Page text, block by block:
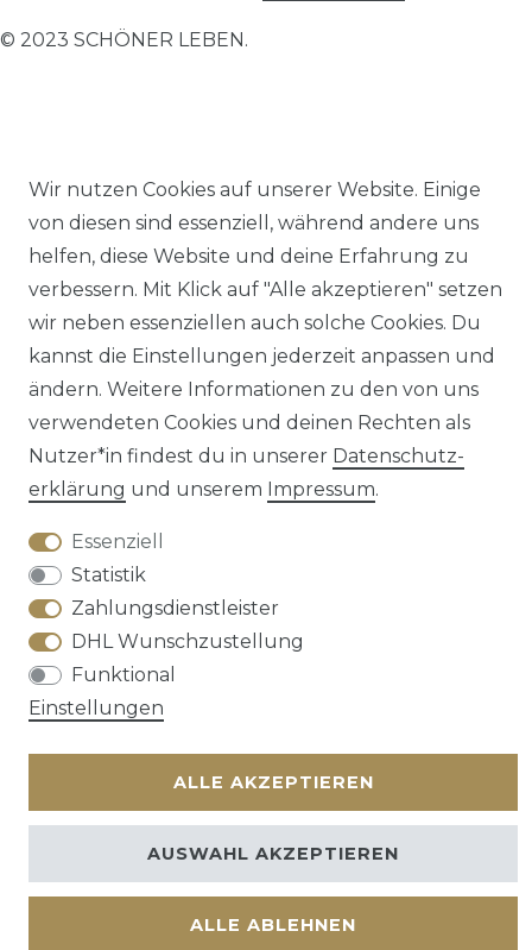
Wir nutzen Cookies auf unserer Website. Einige
von diesen sind essenziell, während andere uns
helfen, diese Website und deine Erfahrung zu
verbessern. Mit Klick auf "Alle akzeptieren" setzen
wir neben essenziellen auch solche Cookies. Du
kannst die Einstellungen jederzeit anpassen und
ändern. Weitere Informationen zu den von uns
verwendeten Cookies und deinen Rechten als
Nutzer*in findest du in unserer Daten­schutz­
erklärung und unserem Impressum.
Essenziell
Statistik
Zahlungsdienstleister
DHL Wunschzustellung
Funktional
Einstellungen
ALLE AKZEPTIEREN
ALLE ABLEHNEN
AUSWAHL AKZEPTIEREN
© 2023 SCHÖNER LEBEN.
AGB
Barrierefreiheitserklärung Widerrufs­recht
VERTRAG WIDERRUFEN Kontakt